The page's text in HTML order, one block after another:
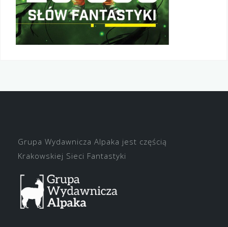
Grupa Wydawnicza Alpaka jest częścią
Krakowskiej Sieci Fantastyki